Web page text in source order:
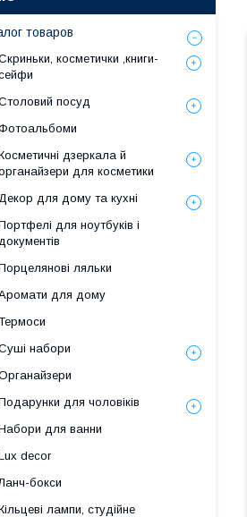
товаров
косметички ,книги-
посуд
дзеркала й
для косметики
для дому та кухні
для ноутбуків і
ляльки
для дому
набори
для чоловіків
для ванни
decor
бокси
лампи, студійне